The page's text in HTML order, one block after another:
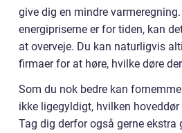
give dig en mindre
energipriserne er for tiden, kan
at overveje. Du kan naturligvis
firmaer for at høre, hvilke døre
Som du nok bedre kan
ikke ligegyldigt, hvilken
Tag dig derfor også gerne ekstra